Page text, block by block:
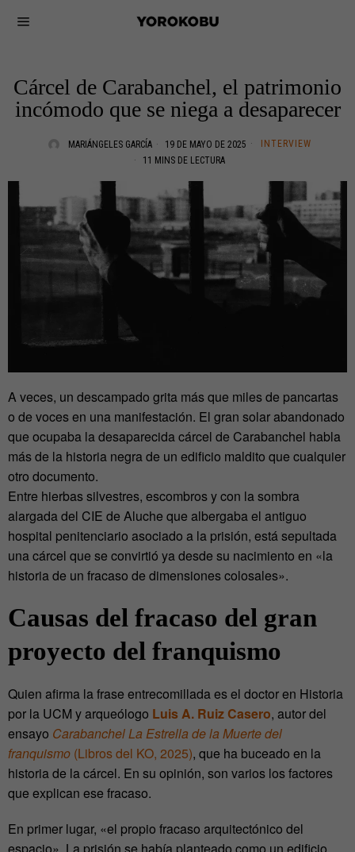
Cárcel de Carabanchel, el patrimonio
incómodo que se niega a desaparecer
MARIÁNGELES GARCÍA 19 DE MAYO DE 2025
INTERVIEW
11 MINS DE LECTURA
A veces, un descampado grita más que miles de pancartas
o de voces en una manifestación. El gran solar abandonado
que ocupaba la desaparecida cárcel de Carabanchel habla
más de la historia negra de un edificio maldito que cualquier
otro documento.
Entre hierbas silvestres, escombros y con la sombra
alargada del CIE de Aluche que albergaba el antiguo
hospital penitenciario asociado a la prisión, está sepultada
una cárcel que se convirtió ya desde su nacimiento en «la
historia de un fracaso de dimensiones colosales».
Causas del fracaso del gran
proyecto del franquismo
Quien afirma la frase entrecomillada es el doctor en Historia
por la UCM y arqueólogo Luis A. Ruiz Casero, autor del
ensayo Carabanchel La Estrella de la Muerte del
franquismo (Libros del KO, 2025), que ha buceado en la
historia de la cárcel. En su opinión, son varios los factores
que explican ese fracaso.
En primer lugar, «el propio fracaso arquitectónico del
espacio». La prisión se había planteado como un edificio